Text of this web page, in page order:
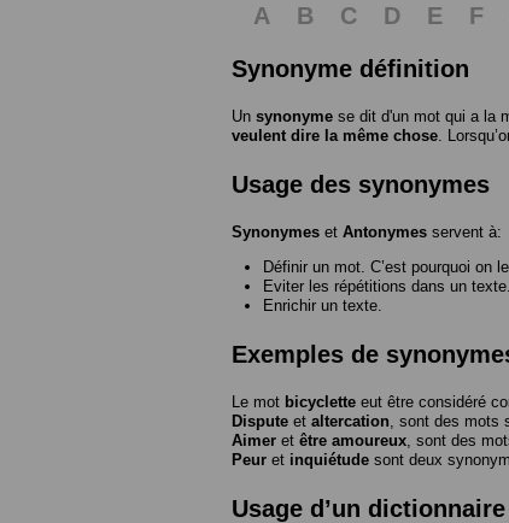
A B C D E F
Synonyme définition
Un synonyme se dit d'un mot qui a la
veulent dire la même chose .
Usage des synonymes
Synonymes et Antonymes servent à:
Définir un mot. C’est pourquoi on
Eviter les répétitions dans un texte.
Enrichir un texte.
Exemples de
Le mot bicyclette eut être considéré
Dispute et altercation , sont des mots
Aimer et être amoureux , sont des
Peur et inquiétude sont deux
Usage d’un